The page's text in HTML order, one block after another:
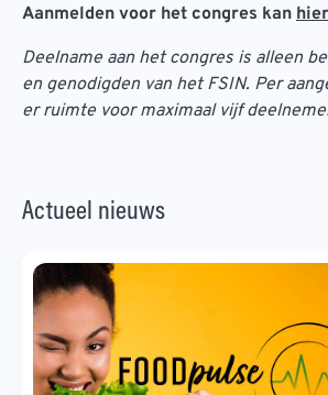
Aanmelden voor het congres kan hier
Deelname aan het congres is alleen
en genodigden van het FSIN. Per
er ruimte voor maximaal vijf
Actueel nieuws